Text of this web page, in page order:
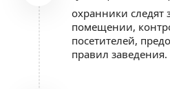
охранники следят
помещении,
посетителей,
правил заведения.